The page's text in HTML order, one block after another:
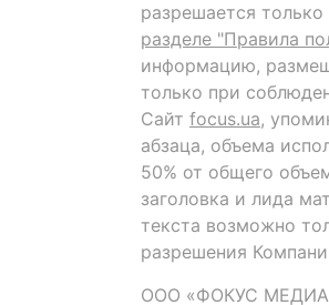
разрешается
разделе "Правила
информацию,
только при
Сайт focus.ua,
абзаца, объема
50% от общего
заголовка и лида
текста возможно
разрешения
ООО «ФОКУС